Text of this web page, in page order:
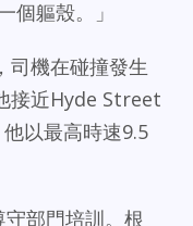
個軀殼。」
司機在碰撞發生
接近Hyde Street
以最高時速9.5
部門培訓。根